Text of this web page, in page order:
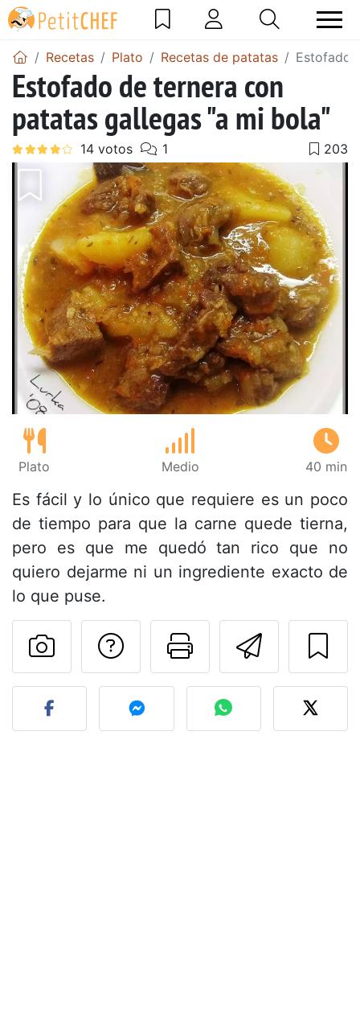
Recetas Plato Recetas de patatas Estofado
Estofado de ternera con
patatas gallegas "a mi bola"
Plato Medio 40 min
Es fácil y lo único que requiere es un poco
de tiempo para que la carne quede tierna,
pero es que me quedó tan rico que no
quiero dejarme ni un ingrediente exacto de
lo que puse.
Imprimir
Preguntar al autor
Publicar la foto de esta